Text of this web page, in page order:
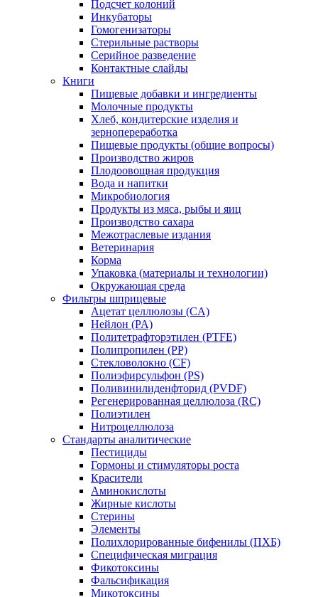
Подсчет колоний
Инкубаторы
Гомогенизаторы
Стерильные растворы
Серийное разведение
Контактные слайды
Книги
Пищевые добавки и ингредиенты
Молочные продукты
Хлеб, кондитерские изделия и
зернопереработка
Пищевые продукты (общие вопросы)
Производство жиров
Плодоовощная продукция
Вода и напитки
Микробиология
Продукты из мяса, рыбы и яиц
Производство сахара
Межотраслевые издания
Ветеринария
Корма
Упаковка (материалы и технологии)
Окружающая среда
Фильтры шприцевые
Ацетат целлюлозы (CA)
Нейлон (PA)
Политетрафторэтилен (PTFE)
Полипропилен (PP)
Стекловолокно (CF)
Полиэфирсульфон (PS)
Поливинилиденфторид (PVDF)
Регенерированная целлюлоза (RC)
Полиэтилен
Нитроцеллюлоза
Стандарты аналитические
Пестициды
Гормоны и стимуляторы роста
Красители
Аминокислоты
Жирные кислоты
Стерины
Элементы
Полихлорированные бифенилы (ПХБ)
Специфическая миграция
Фикотоксины
Фальсификация
Микотоксины